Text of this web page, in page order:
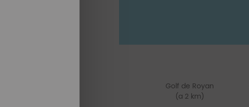
Golf de Royan
(a 2 km)